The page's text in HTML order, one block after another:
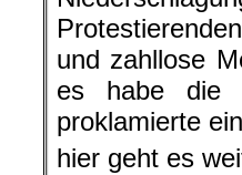
und zahllose
es habe die
proklamierte
hier geht es